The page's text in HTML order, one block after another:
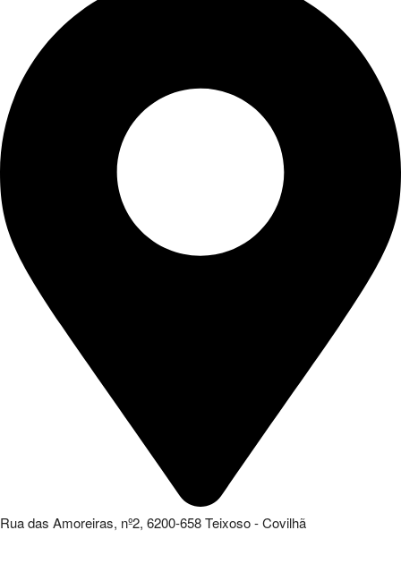
Rua das Amoreiras, nº2, 6200-658 Teixoso - Covilhã